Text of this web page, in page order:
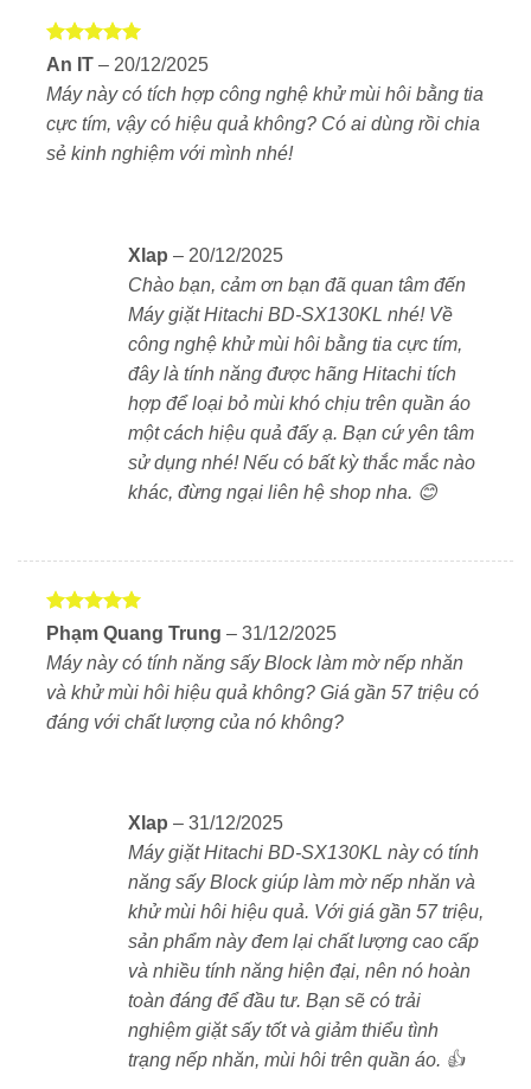
Pump giúp làm khô quần áo một cách hiệu quả nhưng
vẫn đảm bảo tiết kiệm điện năng và giữ gìn chất liệu
vải.
Với lồng giặt dung tích lớn, quần áo được phân bổ
thổi trực tiếp vào vải, nhanh chóng đẩy bay hơi ẩm và
làm phẳng các nếp nhăn tự nhiên – không cần là ủi
sau khi sấy. Công nghệ này duy trì nhiệt độ sấy ổn
định khoảng 65°C, lý tưởng để bảo vệ chất lượng vải:
không lo co rút, phai màu, hay mất đi độ mềm mại vốn
có. Đây chính là giải pháp hoàn hảo cho gia đình hiện
đại – nơi việc giặt giũ cần nhanh chóng, tiết kiệm
nhưng vẫn phải đảm bảo sự chăm sóc tối ưu cho từng
sợi vải. Vì vậy, quần áo sau khi sấy có thể mặc được
Tự động vệ sinh – duy trì máy luôn sạch
Tự động vệ sinh lồng giặtsau mỗi lần giặt, hạn
chế vi khuẩn và cặn bẩn.
Tự động vệ sinh đường sấy– Máy giặt Hitachi
BD-SX130KL-W tự động làm sạch hệ thống ống
ưu, tiết kiệm điện năng và đảm bảo quần áo luôn
khô thoáng, sạch sẽ.
Vì sao nên chọn máy giặt sấy nội địa Nhật
Hitachi BD-SX130KL?
✅ Giặt 13kg – phù hợp gia đình 4–6 người
✅ Sấy 7kg – không cần phơi, chống ẩm mốc
✅ Công nghệ Niagara & AI Wash – giặt sạch, thông
Được xếp
sao
An IT – 20/12/2025
Máy này có tích hợp công nghệ khử mùi hôi bằng tia
cực tím, vậy có hiệu quả không? Có ai dùng rồi chia
sẻ kinh nghiệm với mình nhé!
Xlap – 20/12/2025
Chào bạn, cảm ơn bạn đã quan tâm đến
Máy giặt Hitachi BD-SX130KL nhé! Về
công nghệ khử mùi hôi bằng tia cực tím,
đây là tính năng được hãng Hitachi tích
hợp để loại bỏ mùi khó chịu trên quần áo
một cách hiệu quả đấy ạ. Bạn cứ yên tâm
sử dụng nhé! Nếu có bất kỳ thắc mắc nào
khác, đừng ngại liên hệ shop nha. 😊
Được xếp
hạng5 5
sao
Phạm Quang Trung – 31/12/2025
Máy này có tính năng sấy Block làm mờ nếp nhăn
và khử mùi hôi hiệu quả không? Giá gần 57 triệu có
đáng với chất lượng của nó không?
Xlap – 31/12/2025
Máy giặt Hitachi BD-SX130KL này có tính
năng sấy Block giúp làm mờ nếp nhăn và
khử mùi hôi hiệu quả. Với giá gần 57 triệu,
sản phẩm này đem lại chất lượng cao cấp
và nhiều tính năng hiện đại, nên nó hoàn
toàn đáng để đầu tư. Bạn sẽ có trải
nghiệm giặt sấy tốt và giảm thiểu tình
trạng nếp nhăn, mùi hôi trên quần áo. 👍